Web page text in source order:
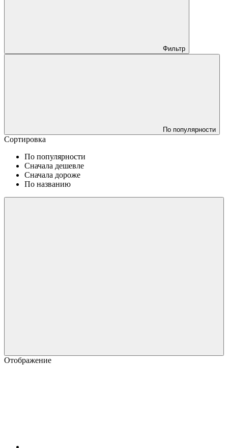
Фильтр
По популярности
Сортировка
По популярности
Сначала дешевле
Сначала дороже
По названию
Отображение